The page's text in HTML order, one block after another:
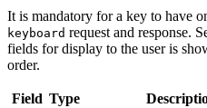
It is mandatory for a key to have
keyboard request and response.
fields for display to the user is
order.
Field Type